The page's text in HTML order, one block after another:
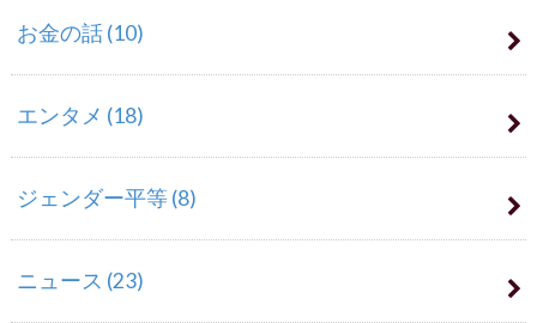
お金の話(10)
エンタメ (18)
ジェンダー平等(8)
ニュース (23)